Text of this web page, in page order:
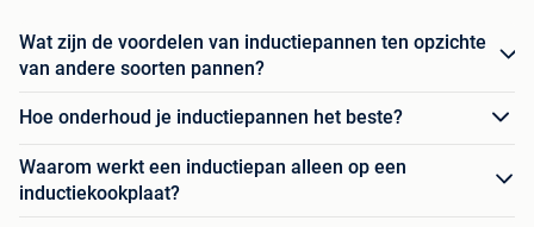
Wat zijn de voordelen van inductiepannen ten opzichte
van andere soorten pannen?
Hoe onderhoud je inductiepannen het beste?
Waarom werkt een inductiepan alleen op een
inductiekookplaat?